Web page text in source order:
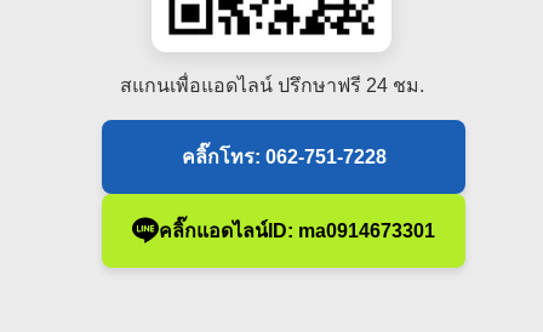
สแกนเพื่อแอดไลน์ ปรึกษาฟรี 24 ชม.
คลิ๊กโทร: 062-751-7228
คลิ๊กแอดไลน์ID: ma0914673301